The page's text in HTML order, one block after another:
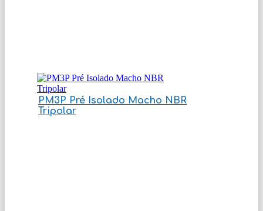
PM3P Pré Isolado Macho NBR
Tripolar